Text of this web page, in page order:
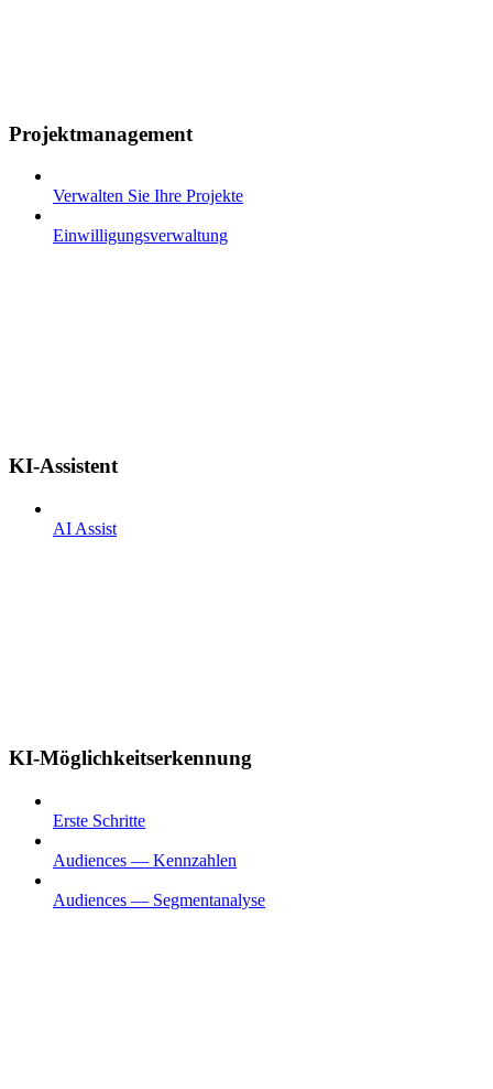
Projektmanagement
Verwalten Sie Ihre Projekte
Einwilligungsverwaltung
KI-Assistent
AI Assist
KI-Möglichkeitserkennung
Erste Schritte
Audiences — Kennzahlen
Audiences — Segmentanalyse